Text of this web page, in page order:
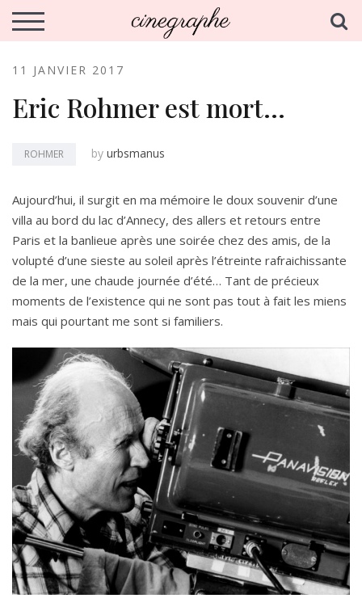
Skip
cinegraphe.fr
Analyse et écriture du cinema de la Nouvelle Vague
TOGGLE MOBILE MENU
11 JANVIER 2017
Eric Rohmer est mort…
ROHMER by urbsmanus
Aujourd’hui, il surgit en ma mémoire le doux souvenir d’une
villa au bord du lac d’Annecy, des allers et retours entre
Paris et la banlieue après une soirée chez des amis, de la
volupté d’une sieste au soleil après l’étreinte rafraichissante
de la mer, une chaude journée d’été… Tant de précieux
moments de l’existence qui ne sont pas tout à fait les miens
mais qui pourtant me sont si familiers.